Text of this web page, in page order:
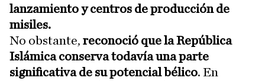
lanzamiento y centros de producción de
misiles.
No obstante, reconoció que la República
Islámica conserva todavía una parte
significativa de su potencial bélico. En